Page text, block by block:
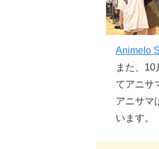
Animelo
また、
てアニサ
アニサマ
います。